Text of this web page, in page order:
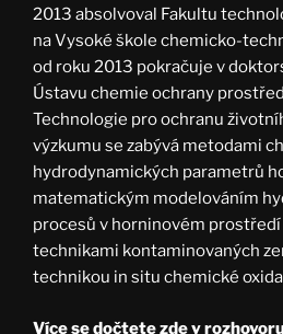
2013 absolvoval Fakultu
na Vysoké škole chemicko-
od roku 2013 pokračuje v
Ústavu chemie ochrany
Technologie pro ochranu
výzkumu se zabývá metodami
hydrodynamických parametrů
matematickým modelováním
procesů v horninovém prostředí
technikami kontaminovaných
technikou in situ chemické
Více se dočtete zde v